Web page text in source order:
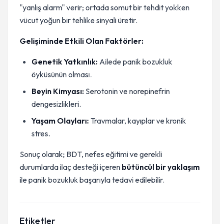
"yanlış alarm" verir; ortada somut bir tehdit yokken
vücut yoğun bir tehlike sinyali üretir.
Gelişiminde Etkili Olan Faktörler:
Genetik Yatkınlık: Ailede panik bozukluk
öyküsünün olması.
Beyin Kimyası: Serotonin ve norepinefrin
dengesizlikleri.
Yaşam Olayları: Travmalar, kayıplar ve kronik
stres.
Sonuç olarak; BDT, nefes eğitimi ve gerekli
durumlarda ilaç desteği içeren bütüncül bir yaklaşım
ile panik bozukluk başarıyla tedavi edilebilir.
Etiketler